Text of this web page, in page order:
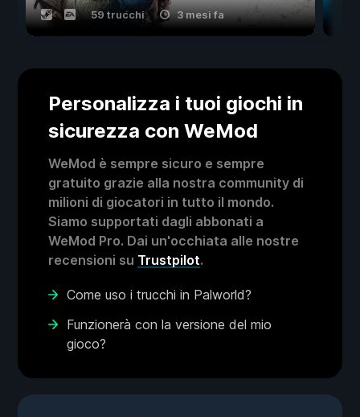
59 trucchi 3 mesi fa
Personalizza i tuoi giochi in
sicurezza con WeMod
WeMod è sempre sicuro e sempre
gratuito grazie alla nostra community di
milioni di giocatori in tutto il mondo.
Siamo supportati dagli abbonati a
WeMod Pro. Dai un'occhiata alle nostre
recensioni su Trustpilot.
Come uso i trucchi in Palworld?
Funzionerà con la versione del mio
gioco?